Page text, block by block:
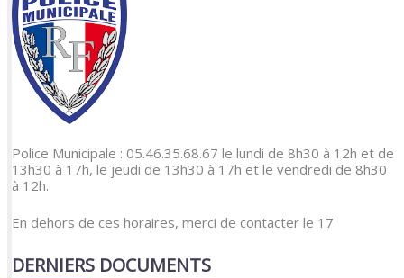
Police Municipale : 05.46.35.68.67 le lundi de 8h30 à 12h et de
13h30 à 17h, le jeudi de 13h30 à 17h et le vendredi de 8h30
à 12h.
En dehors de ces horaires, merci de contacter le 17
DERNIERS DOCUMENTS